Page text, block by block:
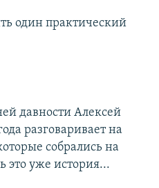
один практический
давности Алексей
разговаривает на
собрались на
это уже история...